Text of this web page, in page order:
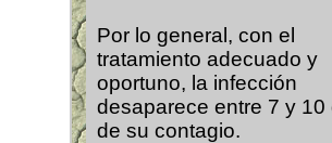
Por lo general, con el
tratamiento adecuado y
oportuno, la infección
desaparece entre 7 y 10
de su contagio.